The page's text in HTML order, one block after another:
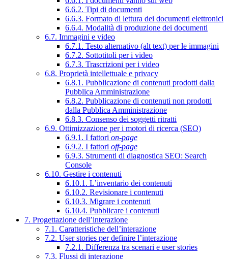
6.6.2. Tipi di documenti
6.6.3. Formato di lettura dei documenti elettronici
6.6.4. Modalità di produzione dei documenti
6.7. Immagini e video
6.7.1. Testo alternativo (alt text) per le immagini
6.7.2. Sottotitoli per i video
6.7.3. Trascrizioni per i video
6.8. Proprietà intellettuale e privacy
6.8.1. Pubblicazione di contenuti prodotti dalla
Pubblica Amministrazione
6.8.2. Pubblicazione di contenuti non prodotti
dalla Pubblica Amministrazione
6.8.3. Consenso dei soggetti ritratti
6.9. Ottimizzazione per i motori di ricerca (SEO)
6.9.1. I fattori on-page
6.9.2. I fattori off-page
6.9.3. Strumenti di diagnostica SEO: Search
Console
6.10. Gestire i contenuti
6.10.1. L’inventario dei contenuti
6.10.2. Revisionare i contenuti
6.10.3. Migrare i contenuti
6.10.4. Pubblicare i contenuti
7. Progettazione dell’interazione
7.1. Caratteristiche dell’interazione
7.2. User stories per definire l’interazione
7.2.1. Differenza tra scenari e user stories
7.3. Flussi di interazione